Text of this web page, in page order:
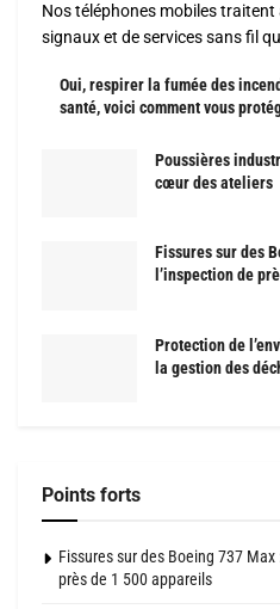
Nos téléphones mobiles
signaux et de services sans fil
Oui, respirer la fumée des
santé, voici comment vous
Poussières
cœur des ateliers
Fissures sur des
l’inspection de
Protection de
la gestion des
Points forts
Fissures sur des Boeing 737
près de 1 500 appareils